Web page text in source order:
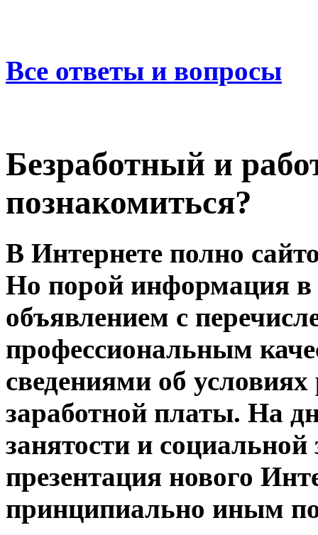
Все ответы и вопросы
Безработный и
познакомиться?
В Интернете полно
Но порой информация в
объявлением с
профессиональным
сведениями об
заработной платы. На
занятости и
презентация нового
принципиально иным